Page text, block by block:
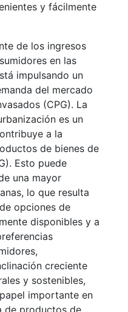
y fácilmente
de los ingresos
en las
impulsando un
del mercado
(CPG). La
es un
a la
de bienes de
Esto puede
una mayor
lo que resulta
opciones de
disponibles y a
creciente
y sostenibles,
importante en
de productos de